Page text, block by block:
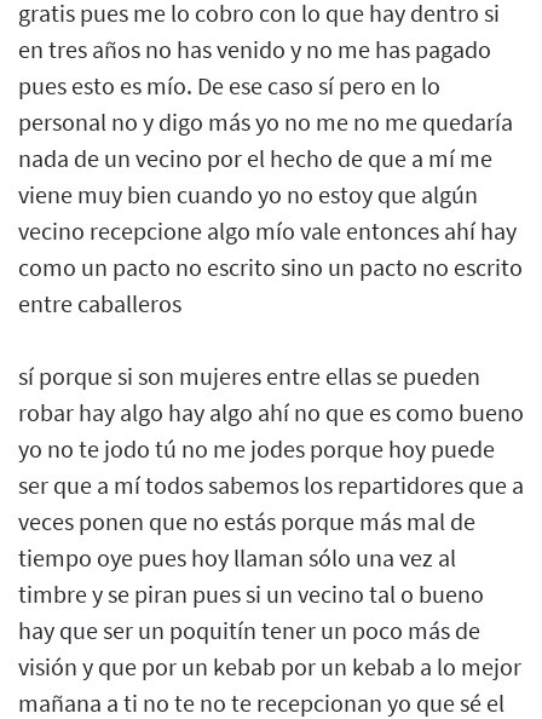
gratis pues me lo cobro con lo que hay dentro si
en tres años no has venido y no me has pagado
pues esto es mío. De ese caso sí pero en lo
personal no y digo más yo no me no me quedaría
nada de un vecino por el hecho de que a mí me
viene muy bien cuando yo no estoy que algún
vecino recepcione algo mío vale entonces ahí hay
como un pacto no escrito sino un pacto no escrito
entre caballeros
sí porque si son mujeres entre ellas se pueden
robar hay algo hay algo ahí no que es como bueno
yo no te jodo tú no me jodes porque hoy puede
ser que a mí todos sabemos los repartidores que a
veces ponen que no estás porque más mal de
tiempo oye pues hoy llaman sólo una vez al
timbre y se piran pues si un vecino tal o bueno
hay que ser un poquitín tener un poco más de
visión y que por un kebab por un kebab a lo mejor
mañana a ti no te no te recepcionan yo que sé el